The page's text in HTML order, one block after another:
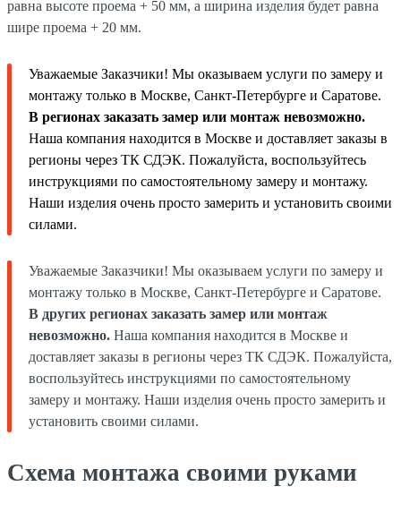
равна высоте проема + 50 мм, а ширина изделия будет равна
шире проема + 20 мм.
Уважаемые Заказчики! Мы оказываем услуги по замеру и
монтажу только в Москве, Санкт-Петербурге и Саратове.
В регионах заказать замер или монтаж невозможно.
Наша компания находится в Москве и доставляет заказы в
регионы через ТК СДЭК. Пожалуйста, воспользуйтесь
инструкциями по самостоятельному замеру и монтажу.
Наши изделия очень просто замерить и установить своими
силами.
Уважаемые Заказчики! Мы оказываем услуги по замеру и
монтажу только в Москве, Санкт-Петербурге и Саратове.
В других регионах заказать замер или монтаж
невозможно. Наша компания находится в Москве и
доставляет заказы в регионы через ТК СДЭК. Пожалуйста,
воспользуйтесь инструкциями по самостоятельному
замеру и монтажу. Наши изделия очень просто замерить и
установить своими силами.
Схема монтажа своими руками